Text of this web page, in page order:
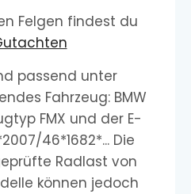
Felgen findest du
passend unter
Fahrzeug: BMW
FMX und der E-
46*1682*... Die
Radlast von
können jedoch